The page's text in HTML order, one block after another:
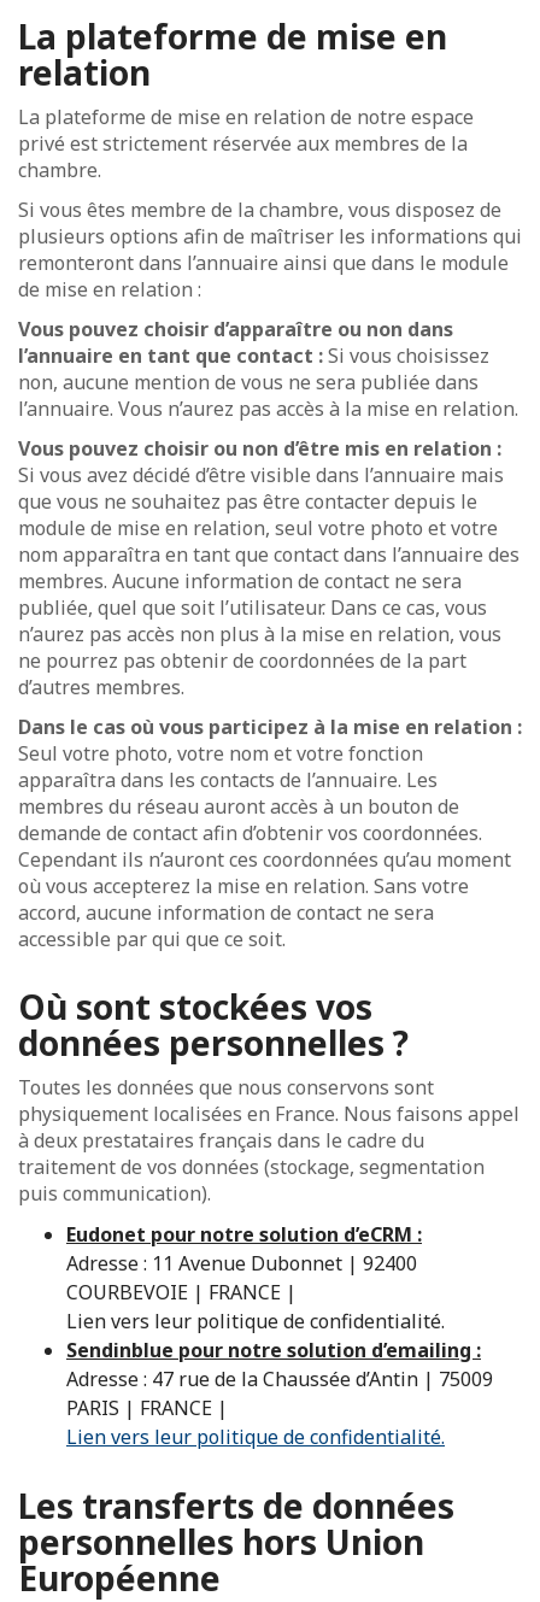
La plateforme de mise en
relation
La plateforme de mise en relation de notre espace
privé est strictement réservée aux membres de la
chambre.
Si vous êtes membre de la chambre, vous disposez de
plusieurs options afin de maîtriser les informations qui
remonteront dans l’annuaire ainsi que dans le module
de mise en relation :
Vous pouvez choisir d’apparaître ou non dans
l’annuaire en tant que contact :Si vous choisissez
non, aucune mention de vous ne sera publiée dans
l’annuaire. Vous n’aurez pas accès à la mise en relation.
Vous pouvez choisir ou non d’être mis en relation :
Si vous avez décidé d’être visible dans l’annuaire mais
que vous ne souhaitez pas être contacter depuis le
module de mise en relation, seul votre photo et votre
nom apparaîtra en tant que contact dans l’annuaire des
membres. Aucune information de contact ne sera
publiée, quel que soit l’utilisateur. Dans ce cas, vous
n’aurez pas accès non plus à la mise en relation, vous
ne pourrez pas obtenir de coordonnées de la part
d’autres membres.
Dans le cas où vous participez à la mise en relation :
Seul votre photo, votre nom et votre fonction
apparaîtra dans les contacts de l’annuaire. Les
membres du réseau auront accès à un bouton de
demande de contact afin d’obtenir vos coordonnées.
Cependant ils n’auront ces coordonnées qu’au moment
où vous accepterez la mise en relation. Sans votre
accord, aucune information de contact ne sera
accessible par qui que ce soit.
Où sont stockées vos
données personnelles ?
Toutes les données que nous conservons sont
physiquement localisées en France. Nous faisons appel
à deux prestataires français dans le cadre du
traitement de vos données (stockage, segmentation
puis communication).
Eudonet pour notre solution d’eCRM :
Adresse : 11 Avenue Dubonnet | 92400
COURBEVOIE | FRANCE |
Lien vers leur politique de confidentialité.
Sendinblue pour notre solution d’emailing :
Adresse : 47 rue de la Chaussée d’Antin | 75009
PARIS | FRANCE |
Lien vers leur politique de confidentialité.
Les transferts de données
personnelles hors Union
Européenne